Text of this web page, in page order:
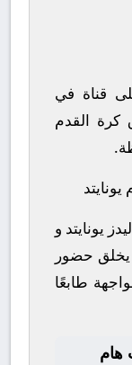
قناة في
كرة القدم
يونايتد و
يخلق حضور
طابعًا
هام